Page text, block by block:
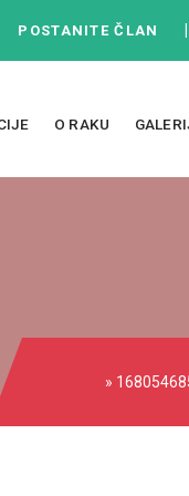
POSTANITE ČLAN
O RAKU
»